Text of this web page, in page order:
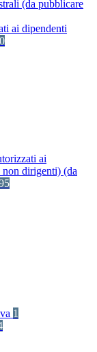
(da pubblicare
ai dipendenti
ai
dirigenti) (da
1